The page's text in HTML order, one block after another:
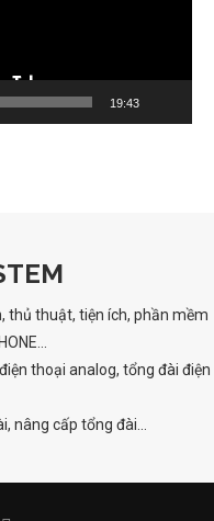
19:43
thủ thuật, tiện ích, phần mềm
thoại analog, tổng đài điện
nâng cấp tổng đài...